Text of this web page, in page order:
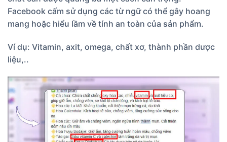
Facebook cấm sử dụng các từ ngữ có thể gây hoang
mang hoặc hiểu lầm về tính an toàn của sản phẩm.
Ví dụ: Vitamin, axit, omega, chất xơ, thành phần dược
liệu,..